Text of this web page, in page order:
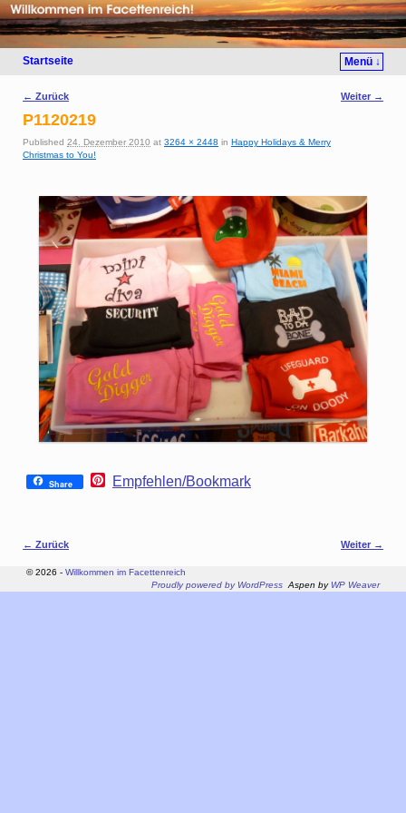
Startseite Menü ↓
Bilder-Navigation
← Zurück Weiter →
P1120219
Published 24. Dezember 2010 at 3264 × 2448 in Happy Holidays & Merry
Christmas to You!
Share
P
t
Empfehlen/Bookmark
Bilder-Navigation
← Zurück Weiter →
© 2026 - Willkommen im Facettenreich
Proudly powered by WordPress Aspen by WP Weaver